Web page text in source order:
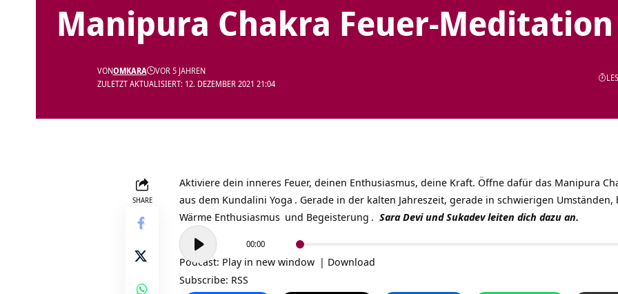
Manipura Chakra Feuer-Meditation
ZULETZT AKTUALISIERT: 12. DEZEMBER 2021 21:04
VONOMKARA VOR 5 JAHREN
SHARE
Aktiviere dein inneres Feuer, deinen Enthusiasmus, deine Kraft. Öffne dafür das Manipura
aus dem Kundalini Yoga . Gerade in der kalten Jahreszeit, gerade in schwierigen
Wärme Enthusiasmus und Begeisterung . Sara Devi und Sukadev leiten dich dazu an.
Audio-
Player
00:00
Podcast: Play in new window | Download
Subscribe: RSS